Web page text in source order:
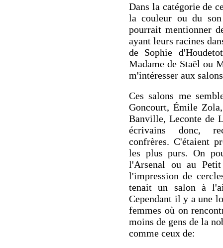
Dans la catégorie de
la couleur ou du
pourrait mentionner
ayant leurs racines
de Sophie
Madame de Staël ou
m'intéresser aux
Ces salons me
Goncourt, Émile
Banville, Leconte de
écrivains donc,
confrères. C'étaient
les plus purs. On
l'Arsenal ou au
l'impression de
tenait un salon à
Cependant il y a une
femmes où on
moins de gens de la
comme ceux de: